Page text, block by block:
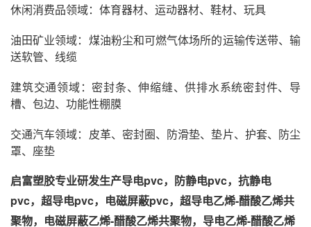
休闲消费品领域：体育器材、运动器材、鞋材、玩具
油田矿业领域：煤油粉尘和可燃气体场所的运输传送带、输
送软管、线缆
建筑交通领域：密封条、伸缩缝、供排水系统密封件、导
槽、包边、功能性棚膜
交通汽车领域：皮革、密封圈、防滑垫、垫片、护套、防尘
罩、座垫
启富塑胶专业研发生产导电pvc，防静电pvc，抗静电
pvc，超导电pvc，电磁屏蔽pvc，超导电乙烯-醋酸乙烯共
聚物，电磁屏蔽乙烯-醋酸乙烯共聚物，导电乙烯-醋酸乙烯